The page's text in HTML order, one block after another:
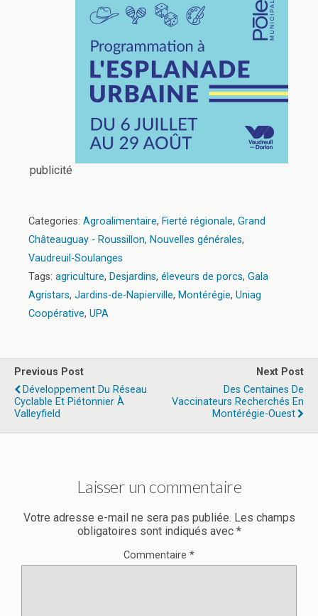
publicité
Categories: Agroalimentaire, Fierté régionale, Grand
Châteauguay - Roussillon, Nouvelles générales,
Vaudreuil-Soulanges
Tags: agriculture, Desjardins, éleveurs de porcs, Gala
Agristars, Jardins-de-Napierville, Montérégie, Uniag
Coopérative, UPA
Previous Post
Développement Du Réseau
Cyclable Et Piétonnier À
Valleyfield
Next Post
Des Centaines De
Vaccinateurs Recherchés En
Montérégie-Ouest
Laisser un commentaire
Votre adresse e-mail ne sera pas publiée. Les champs
obligatoires sont indiqués avec *
Commentaire *